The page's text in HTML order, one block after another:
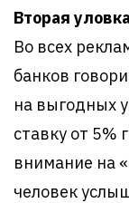
Вторая
Во всех
банков
на выгодных
ставку от 5%
внимание на
человек